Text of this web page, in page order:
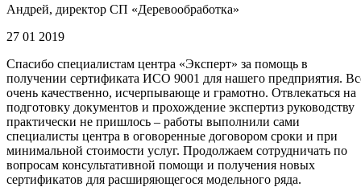
Андрей, директор СП «Деревообработка»
27 01 2019
Спасибо специалистам центра «Эксперт» за помощь в
получении сертификата ИСО 9001 для нашего предприятия.
очень качественно, исчерпывающе и грамотно. Отвлекаться на
подготовку документов и прохождение экспертиз руководству
практически не пришлось – работы выполнили сами
специалисты центра в оговоренные договором сроки и при
минимальной стоимости услуг. Продолжаем сотрудничать по
вопросам консультативной помощи и получения новых
сертификатов для расширяющегося модельного ряда.